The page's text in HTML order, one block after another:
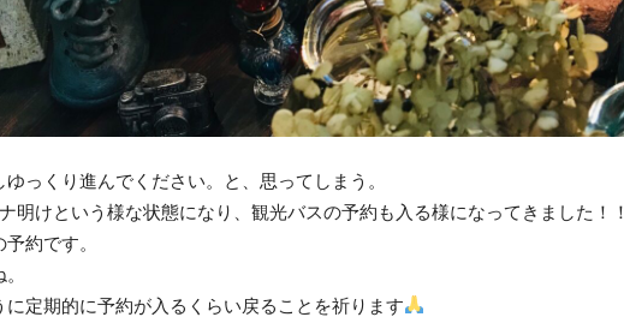
ゆっくり進んでください。と、思ってしまう。
明けという様な状態になり、観光バスの予約も入る様になってきました！！
約です。
に定期的に予約が入るくらい戻ることを祈ります